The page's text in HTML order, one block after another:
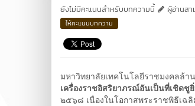
ยังไม่มีคะแนนสำหรับบทความนี้
ผู้อ่านสา
ให้คะแนนบทความ
มหาวิทยาลัยเทคโนโลยีราชมงคลล้
เครื่องราชอิสริยาภรณ์อันเป็นที่เชิดชูยิ่
๒๕๖๘ เนื่องในโอกาสพระราชพิธีเ